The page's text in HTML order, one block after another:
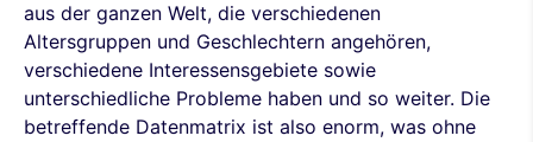
aus der ganzen Welt, die verschiedenen
Altersgruppen und Geschlechtern angehören,
verschiedene Interessensgebiete sowie
unterschiedliche Probleme haben und so weiter. Die
betreffende Datenmatrix ist also enorm, was ohne